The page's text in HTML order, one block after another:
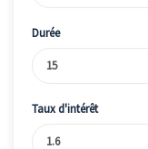
Durée
Taux d'intérêt